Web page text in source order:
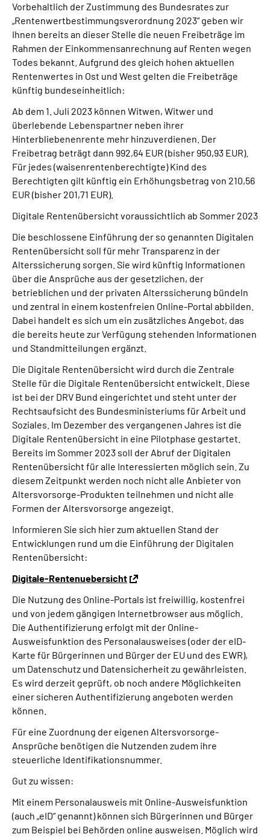
Vorbehaltlich der Zustimmung des Bundesrates zur
„Rentenwertbestimmungsverordnung 2023“ geben wir
Ihnen bereits an dieser Stelle die neuen Freibeträge im
Rahmen der Einkommensanrechnung auf Renten wegen
Todes bekannt. Aufgrund des gleich hohen aktuellen
Rentenwertes in Ost und West gelten die Freibeträge
künftig bundeseinheitlich:
Ab dem 1. Juli 2023 können Witwen, Witwer und
überlebende Lebenspartner neben ihrer
Hinterbliebenenrente mehr hinzuverdienen. Der
Freibetrag beträgt dann 992,64 EUR (bisher 950,93 EUR).
Für jedes (waisenrentenberechtigte) Kind des
Berechtigten gilt künftig ein Erhöhungsbetrag von 210,56
EUR (bisher 201,71 EUR).
Digitale Rentenübersicht voraussichtlich ab Sommer 2023
Die beschlossene Einführung der so genannten Digitalen
Rentenübersicht soll für mehr Transparenz in der
Alterssicherung sorgen. Sie wird künftig Informationen
über die Ansprüche aus der gesetzlichen, der
betrieblichen und der privaten Alterssicherung bündeln
und zentral in einem kostenfreien Online-Portal abbilden.
Dabei handelt es sich um ein zusätzliches Angebot, das
die bereits heute zur Verfügung stehenden Informationen
und Standmitteilungen ergänzt.
Die Digitale Rentenübersicht wird durch die Zentrale
Stelle für die Digitale Rentenübersicht entwickelt. Diese
ist bei der DRV Bund eingerichtet und steht unter der
Rechtsaufsicht des Bundesministeriums für Arbeit und
Soziales. Im Dezember des vergangenen Jahres ist die
Digitale Rentenübersicht in eine Pilotphase gestartet.
Bereits im Sommer 2023 soll der Abruf der Digitalen
Rentenübersicht für alle Interessierten möglich sein. Zu
diesem Zeitpunkt werden noch nicht alle Anbieter von
Altersvorsorge-Produkten teilnehmen und nicht alle
Formen der Altersvorsorge angezeigt.
Informieren Sie sich hier zum aktuellen Stand der
Entwicklungen rund um die Einführung der Digitalen
Rentenübersicht:
Digitale-Rentenuebersicht
Die Nutzung des Online-Portals ist freiwillig, kostenfrei
und von jedem gängigen Internetbrowser aus möglich.
Die Authentifizierung erfolgt mit der Online-
Ausweisfunktion des Personalausweises (oder der eID-
Karte für Bürgerinnen und Bürger der EU und des EWR),
um Datenschutz und Datensicherheit zu gewährleisten.
Es wird derzeit geprüft, ob noch andere Möglichkeiten
einer sicheren Authentifizierung angeboten werden
können.
Für eine Zuordnung der eigenen Altersvorsorge-
Ansprüche benötigen die Nutzenden zudem ihre
steuerliche Identifikationsnummer.
Gut zu wissen:
Mit einem Personalausweis mit Online-Ausweisfunktion
(auch „eID“ genannt) können sich Bürgerinnen und Bürger
zum Beispiel bei Behörden online ausweisen. Möglich wird